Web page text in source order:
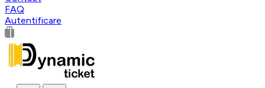
FAQ
Autentificare